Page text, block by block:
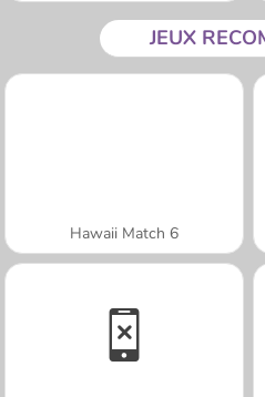
JEUX
Hawaii Match 6